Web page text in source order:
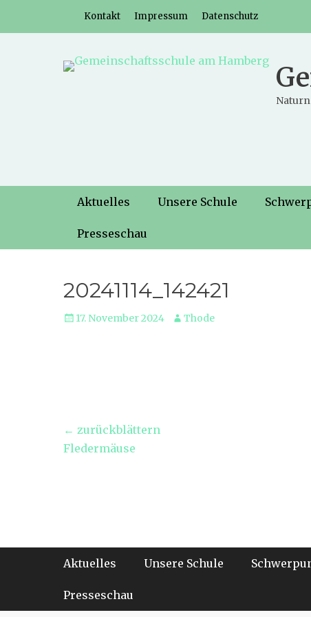
Header-Menü
Weiter
Kontakt Impressum Datenschutz
Hauptmenü
Weiter
Inhalt
Aktuelles Unsere Schule
Presseschau
20241114_142421
Veröffentlicht
17. November 2024 Autor
Thode
Beitragsnavigation
← zurückblättern
Vorheriger
Fledermäuse
Footer-Menü
Weiter
Inhalt
Aktuelles Unsere Schule
Presseschau